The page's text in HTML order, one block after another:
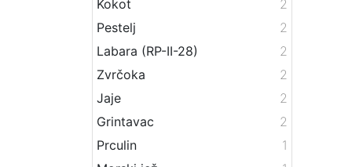
Kokot
2
Pestelj
2
Labara (RP-II-28)
2
Zvrčoka
2
Jaje
2
Grintavac
2
Prculin
1